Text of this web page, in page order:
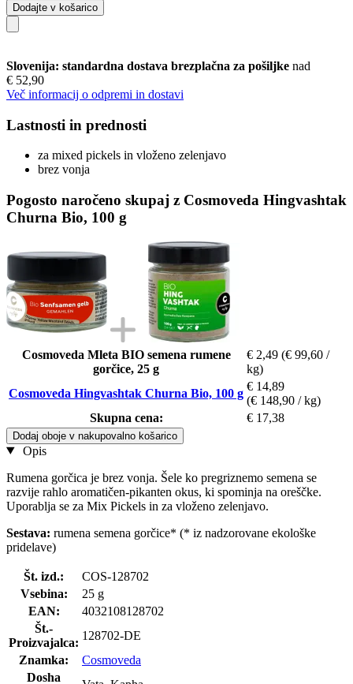
Dodajte v košarico
Slovenija: standardna dostava brezplačna za pošiljke nad
€ 52,90
Več informacij o odpremi in dostavi
Lastnosti in prednosti
za mixed pickels in vloženo zelenjavo
brez vonja
Pogosto naročeno skupaj z Cosmoveda Hingvashtak
Churna Bio, 100 g
Cosmoveda Mleta BIO semena rumene
gorčice, 25 g
€ 2,49 (€ 99,60 /
kg)
Cosmoveda Hingvashtak Churna Bio, 100 g
€ 14,89
(€ 148,90 / kg)
Skupna cena:
€ 17,38
Dodaj oboje v nakupovalno košarico
Opis
Rumena gorčica je brez vonja. Šele ko pregriznemo semena se
razvije rahlo aromatičen-pikanten okus, ki spominja na oreščke.
Uporablja se za Mix Pickels in za vloženo zelenjavo.
Sestava: rumena semena gorčice* (* iz nadzorovane ekološke
pridelave)
Št. izd.:
COS-128702
Vsebina:
25 g
EAN:
4032108128702
Št.-
Proizvajalca:
128702-DE
Znamka:
Cosmoveda
Dosha